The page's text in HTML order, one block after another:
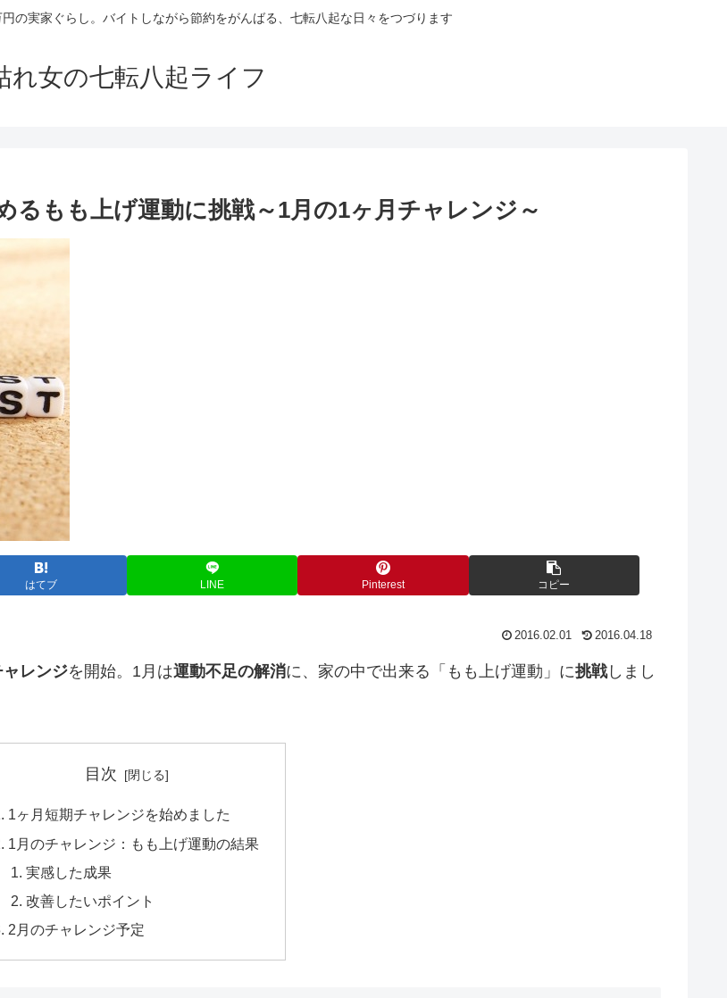
の実家ぐらし。バイトしながら節約をがんばる、七転八起な日々をつづります
れ女の七転八起ライフ
るもも上げ運動に挑戦～1月の1ヶ月チャレンジ～
はてブ LINE Pinterest コピー
2016.02.01 2016.04.18
ャレンジを開始。1月は運動不足の解消に、家の中で出来る「もも上げ運動」に挑戦しまし
目次
1ヶ月短期チャレンジを始めました
1月のチャレンジ：もも上げ運動の結果
実感した成果
改善したいポイント
2月のチャレンジ予定